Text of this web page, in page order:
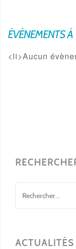
ÉVÈNEMENTS À
<li>Aucun
ACTUALITÉS